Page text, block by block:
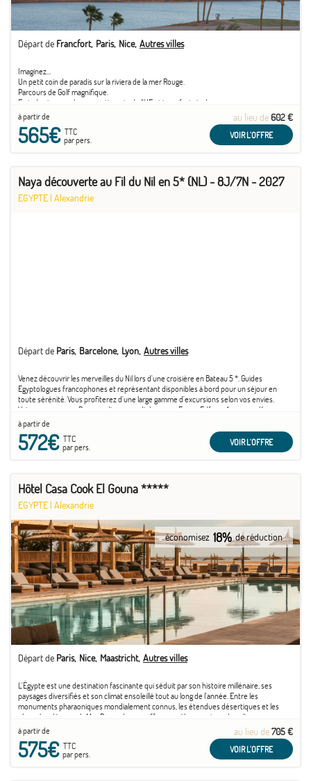
Départ de Francfort Paris Nice Autres villes
Imaginez...
Un petit coin de paradis sur la riviera de la mer Rouge.
Parcours de Golf magnifique.
Frais de visa pour les ressortissants de l'UE et transferts inclus
à partir de
565€TTC
par pers.
au lieu de602 €
VOIR L'OFFRE
Naya découverte au Fil du Nil en 5* (NL) - 8J/7N - 2027
EGYPTE | Alexandrie
Départ de Paris Barcelone Lyon Autres villes
Venez découvrir les merveilles du Nil lors d'une croisière en Bateau 5 *. Guides
Egyptologues francophones et représentant disponibles à bord pour un séjour en
toute sérénité. Vous profiterez d'une large gamme d'excursions selon vos envies.
Votre programme : Du samedi au samedi : Louxor - Esna - Edfou - Assouan - Kom
Ombo – Louxor
à partir de
572€TTC
par pers.
VOIR L'OFFRE
Hôtel Casa Cook El Gouna *****
EGYPTE | Alexandrie
économisez 18% de réduction
Départ de Paris Nice Maastricht Autres villes
L'Égypte est une destination fascinante qui séduit par son histoire millénaire, ses
paysages diversifiés et son climat ensoleillé tout au long de l'année. Entre les
monuments pharaoniques mondialement connus, les étendues désertiques et les
plages bordées par la Mer Rouge, le pays offre un mélange unique de culture,
d'aventure et de détente. ...
à partir de
575€TTC
par pers.
au lieu de705 €
VOIR L'OFFRE